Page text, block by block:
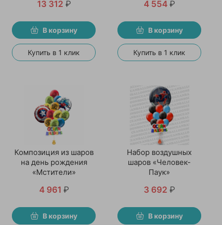
13 312 ₽
В корзину
Купить в 1 клик
4 554 ₽
В корзину
Купить в 1 клик
Композиция из шаров
на день рождения
«Мстители»
4 961 ₽
В корзину
Набор воздушных
шаров «Человек-
Паук»
3 692 ₽
В корзину